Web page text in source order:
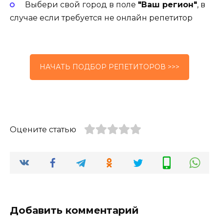
Выбери свой город в поле "Ваш регион", в
случае если требуется не онлайн репетитор
НАЧАТЬ ПОДБОР РЕПЕТИТОРОВ >>>
Оцените статью
Добавить комментарий